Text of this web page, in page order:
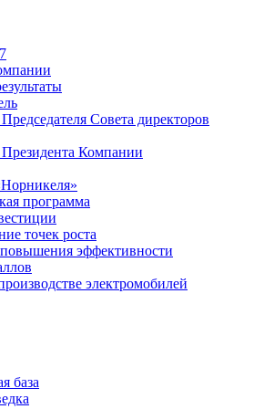
Совета директоров
Компании
программа
точек роста
эффективности
электромобилей
база